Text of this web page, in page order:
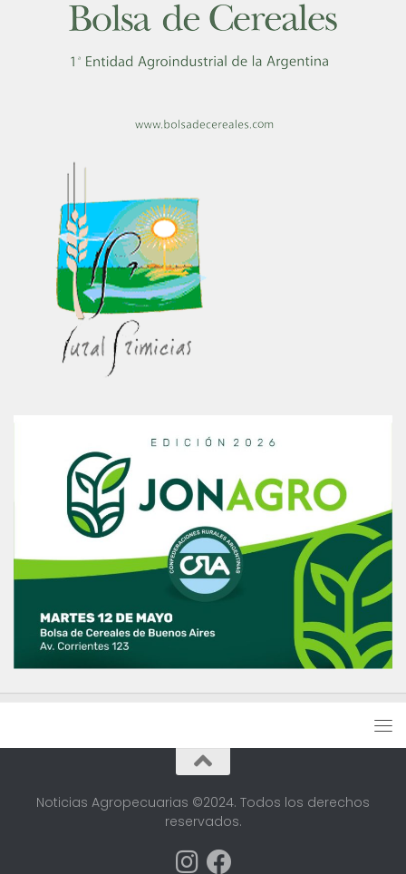
Noticias Agropecuarias ©2024. Todos los derechos
reservados.